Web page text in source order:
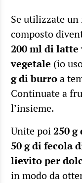
Se utilizzate
composto
200 ml di latte
vegetale (io
g di burroa
Continuate a
l’insieme.
Unite poi250
50 g di fecola
lievito per
in modo da